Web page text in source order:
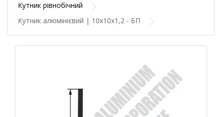
Кутник рівнобічний
Кутник алюмінієвий | 10х10х1,2 - БП